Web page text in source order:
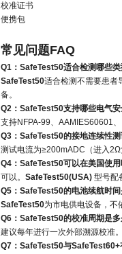
校准证书
便携包
常见问题FAQ
Q1：SafeTest50适合检测哪些
SafeTest50适合检测不需要患者
备。
Q2：SafeTest50支持哪些电气
支持NFPA-99、AAMIES60601
Q3：SafeTest50的接地连续性
测试电流为≥200mADC（进入
Q4：SafeTest50可以在美国使
可以。 SafeTest50(USA) 型号配
Q5：SafeTest50的电池续航时
SafeTest50为市电供电设备，不
Q6：SafeTest50的校准周期是
建议每年进行一次外部溯源校准
Q7：SafeTest50与SafeTest60+